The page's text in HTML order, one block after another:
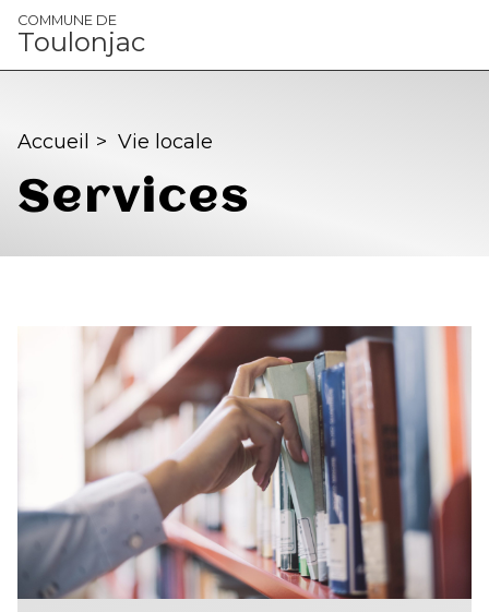
Panneau de gestion des cookies
COMMUNE DE
Toulonjac
Accueil > Vie locale
Services